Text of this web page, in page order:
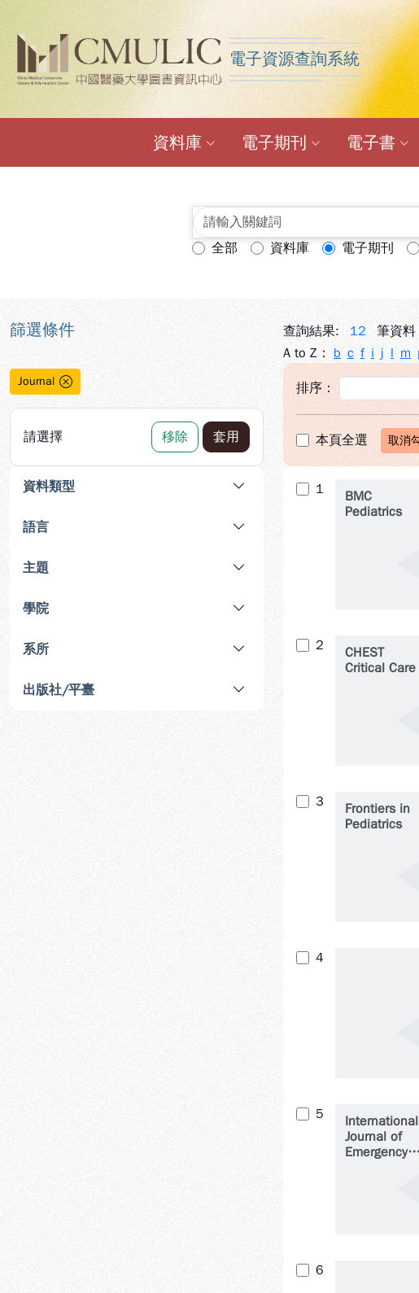
中國醫藥大學圖書館電子資
電子資源查詢系統
資料庫 電子期刊 電子書
查詢模式：
全部 資料庫 電子期刊
篩選條件
Journal
請選擇 移除 套用
資料類型
語言
主題
學院
系所
出版社/平臺
查詢結果: 12 筆資料
A to Z： b c f i j l m
排序：
本頁全選 取消
1
BMC
Pediatrics
2
CHEST
Critical Care
3
Frontiers in
Pediatrics
4
5
International
Journal of
Emergency
6